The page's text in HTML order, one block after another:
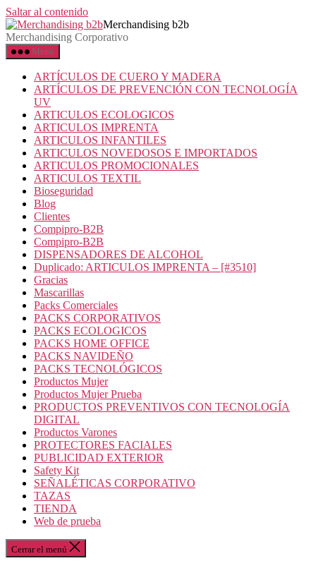
Saltar al contenido
Merchandising b2b
Merchandising Corporativo
Menú
ARTÍCULOS DE CUERO Y MADERA
ARTÍCULOS DE PREVENCIÓN CON TECNOLOGÍA
UV
ARTICULOS ECOLOGICOS
ARTICULOS IMPRENTA
ARTICULOS INFANTILES
ARTICULOS NOVEDOSOS E IMPORTADOS
ARTICULOS PROMOCIONALES
ARTICULOS TEXTIL
Bioseguridad
Blog
Clientes
Compipro-B2B
Compipro-B2B
DISPENSADORES DE ALCOHOL
Duplicado: ARTICULOS IMPRENTA – [#3510]
Gracias
Mascarillas
Packs Comerciales
PACKS CORPORATIVOS
PACKS ECOLOGICOS
PACKS HOME OFFICE
PACKS NAVIDEÑO
PACKS TECNOLÓGICOS
Productos Mujer
Productos Mujer Prueba
PRODUCTOS PREVENTIVOS CON TECNOLOGÍA
DIGITAL
Productos Varones
PROTECTORES FACIALES
PUBLICIDAD EXTERIOR
Safety Kit
SEÑALÉTICAS CORPORATIVO
TAZAS
TIENDA
Web de prueba
Cerrar el menú